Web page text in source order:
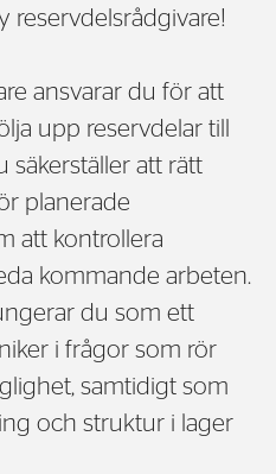
reservdelsrådgivare!
ansvarar du för att
upp reservdelar till
säkerställer att rätt
planerade
att kontrollera
kommande arbeten.
du som ett
i frågor som rör
samtidigt som
och struktur i lager